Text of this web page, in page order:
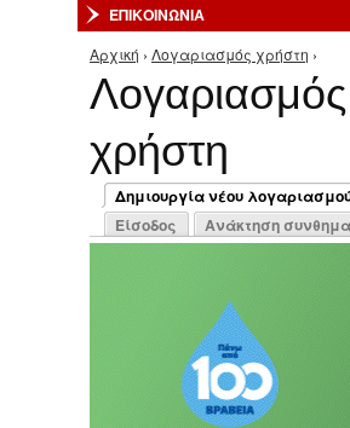
ΕΠΙΚΟΙΝΩΝΙΑ
Είστε εδώ
Αρχική › Λογαριασμός χρήστη ›
Λογαριασμός
χρήστη
Πρωτεύουσες
Δημιουργία νέου
(ενεργή καρτέλα)
Είσοδος Ανάκτηση